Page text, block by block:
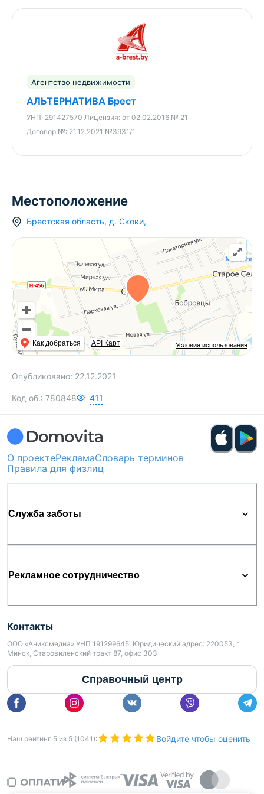
Агентство недвижимости
АЛЬТЕРНАТИВА Брест
УНП: 291427570 Лицензия: от 02.02.2016 № 21
Договор №: 21.12.2021 №3931/1
Местоположение
Брестская область, д. Скоки,
Условия использования
Как добраться API Карт
Опубликовано: 22.12.2021
Код об.: 780848 411
О проектеРекламаСловарь терминов
Правила для физлиц
Служба заботы
Рекламное сотрудничество
Контакты
ООО «Аниксмедиа» УНП 191299645, Юридический адрес: 220053, г.
Минск, Старовиленский тракт 87, офис 303
Справочный центр
Наш рейтинг 5 из 5 (1041 ): Войдите чтобы оценить